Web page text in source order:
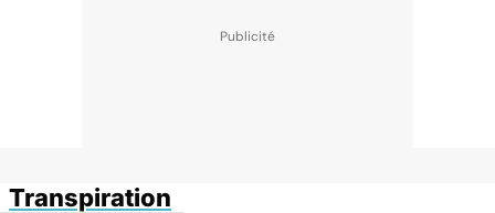
Transpiration